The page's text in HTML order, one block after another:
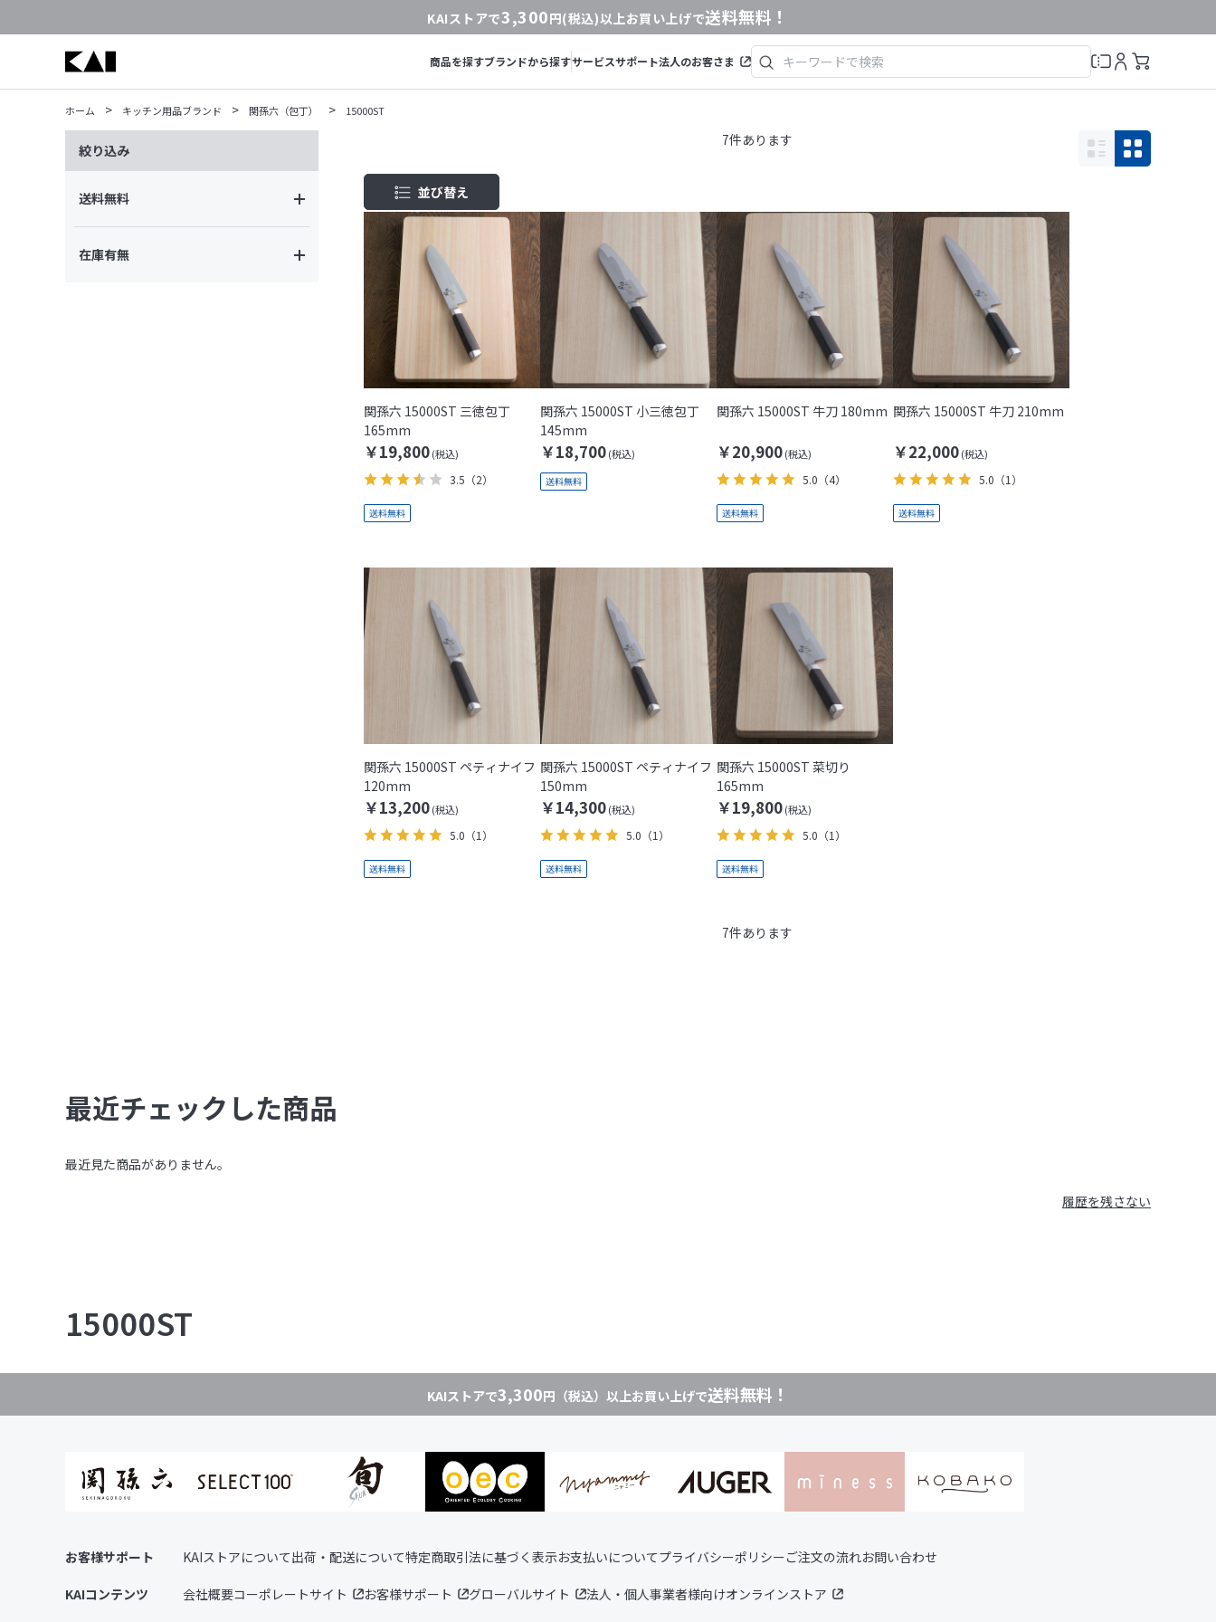
KAIストアで3,300円(税込)以上お買い上げで送料無料！
商品を探すブランドから探すサービスサポート法人のお客さま
ホーム > キッチン用品ブランド > 関孫六（包丁） > 15000ST
15000ST
絞り込み
送料無料
在庫有無
並び替え
商品コード
商品名
発売日
価格(安い順)
価格(高い順)
発売日＋商品名
7件あります
関孫六 15000ST 三徳包丁
165mm
￥19,800
3.5 （2）
関孫六 15000ST 小三徳包丁
145mm
￥18,700
関孫六 15000ST 牛刀 180mm
￥20,900
5.0 （4）
関孫六 15000ST 牛刀 210mm
￥22,000
5.0 （1）
関孫六 15000ST ペティナイフ
120mm
￥13,200
5.0 （1）
関孫六 15000ST ペティナイフ
150mm
￥14,300
5.0 （1）
関孫六 15000ST 菜切り
165mm
￥19,800
5.0 （1）
7件あります
最近チェックした商品
最近見た商品がありません。
履歴を残さない
KAIストアで3,300円（税込）以上お買い上げで送料無料！
お客様サポート KAIストアについて出荷・配送について特定商取引法に基づく表示お支払いについてプライバシーポリシーご注文の流れお問い合わせ
KAIコンテンツ 会社概要コーポレートサイト お客様サポート グローバルサイト 法人・個人事業者様向けオンラインストア